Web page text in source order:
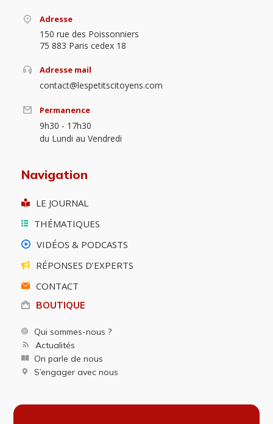
Adresse
150 rue des Poissonniers
75 883 Paris cedex 18
Adresse mail
contact@lespetitscitoyens.com
Permanence
9h30 - 17h30
du Lundi au Vendredi
Navigation
LE JOURNAL
THÉMATIQUES
VIDÉOS & PODCASTS
RÉPONSES D’EXPERTS
CONTACT
BOUTIQUE
Qui sommes-nous ?
Actualités
On parle de nous
S’engager avec nous